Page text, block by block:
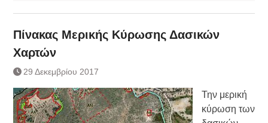
Πίνακας Μερικής Κύρωσης Δασικών
Χαρτών
29 Δεκεμβρίου 2017
Την μερική
κύρωση των